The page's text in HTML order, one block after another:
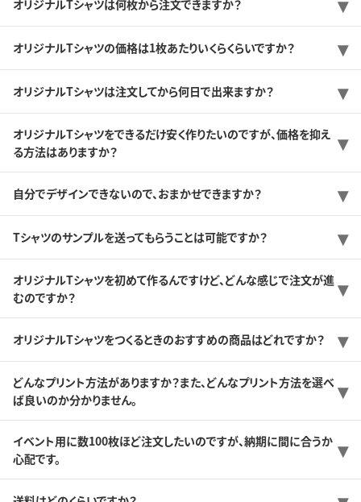
オリジナルTシャツは何枚から注文できますか？
オリジナルTシャツの価格は1枚あたりいくらくらいですか？
オリジナルTシャツは注文してから何日で出来ますか？
オリジナルTシャツをできるだけ安く作りたいのですが、価格を抑え
る方法はありますか？
自分でデザインできないので、おまかせできますか？
Tシャツのサンプルを送ってもらうことは可能ですか？
オリジナルTシャツを初めて作るんですけど、どんな感じで注文が進
むのですか？
オリジナルTシャツをつくるときのおすすめの商品はどれですか？
どんなプリント方法がありますか？また、どんなプリント方法を選べ
ば良いのか分かりません。
イベント用に数100枚ほど注文したいのですが、納期に間に合うか
心配です。